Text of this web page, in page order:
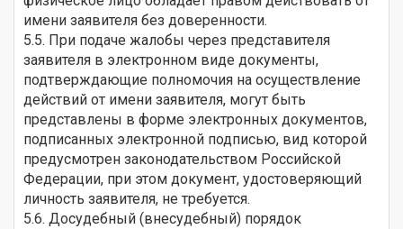
имени заявителя без доверенности.
5.5. При подаче жалобы через представителя
заявителя в электронном виде документы,
подтверждающие полномочия на осуществление
действий от имени заявителя, могут быть
представлены в форме электронных документов,
подписанных электронной подписью, вид которой
предусмотрен законодательством Российской
Федерации, при этом документ, удостоверяющий
личность заявителя, не требуется.
5.6. Досудебный (внесудебный) порядок